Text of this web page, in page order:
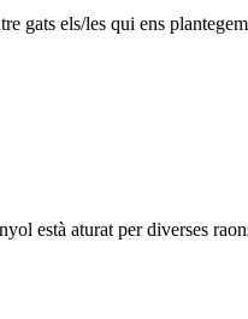
gats els/les qui ens
està aturat per diverses